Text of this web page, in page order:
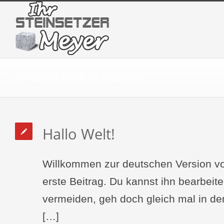
Hallo Welt!
Willkommen zur deutschen Version
erste Beitrag. Du kannst ihn
vermeiden, geh doch gleich mal in
[…]